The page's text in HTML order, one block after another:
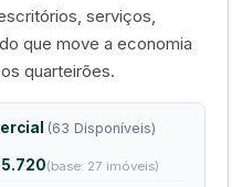
serviços,
que move a economia
quarteirões.
(63 Disponíveis)
(base: 27 imóveis)